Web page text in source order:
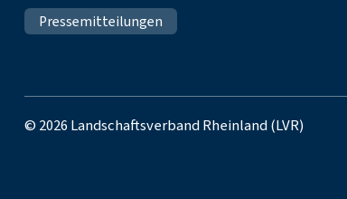
Pressemitteilungen
© 2026 Landschaftsverband Rheinland (LVR)